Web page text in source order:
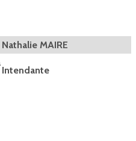
Nathalie MAIRE
Intendante